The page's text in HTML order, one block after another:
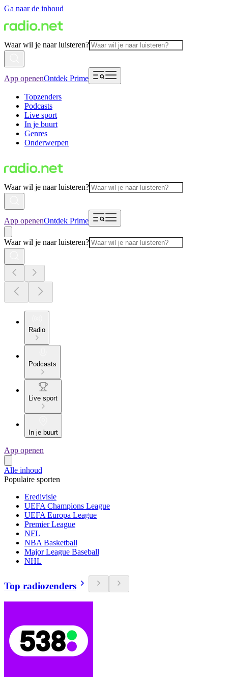
Ga naar de inhoud
Waar wil je naar luisteren?
App openenOntdek Prime
Topzenders
Podcasts
Live sport
In je buurt
Genres
Onderwerpen
Waar wil je naar luisteren?
App openenOntdek Prime
Waar wil je naar luisteren?
Radio
Podcasts
Live sport
In je buurt
App openen
Alle inhoud
Populaire sporten
Eredivisie
UEFA Champions League
UEFA Europa League
Premier League
NFL
NBA Basketball
Major League Baseball
NHL
Top radiozenders